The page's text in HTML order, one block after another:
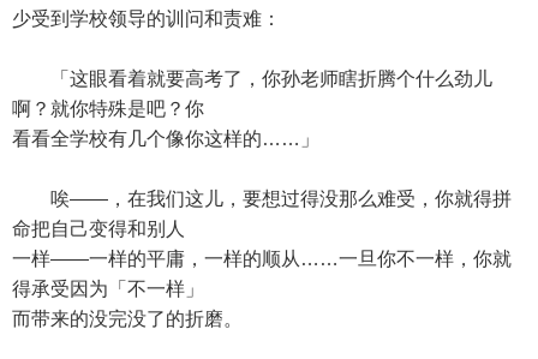
少受到学校领导的训问和责难：
「这眼看着就要高考了，你孙老师瞎折腾个什么劲儿
啊？就你特殊是吧？你
看看全学校有几个像你这样的……」
唉——，在我们这儿，要想过得没那么难受，你就得拼
命把自己变得和别人
一样——一样的平庸，一样的顺从……一旦你不一样，你就
得承受因为「不一样」
而带来的没完没了的折磨。